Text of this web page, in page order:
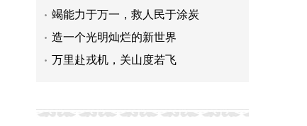
竭能力于万一，救人民于涂炭
造一个光明灿烂的新世界
万里赴戎机，关山度若飞